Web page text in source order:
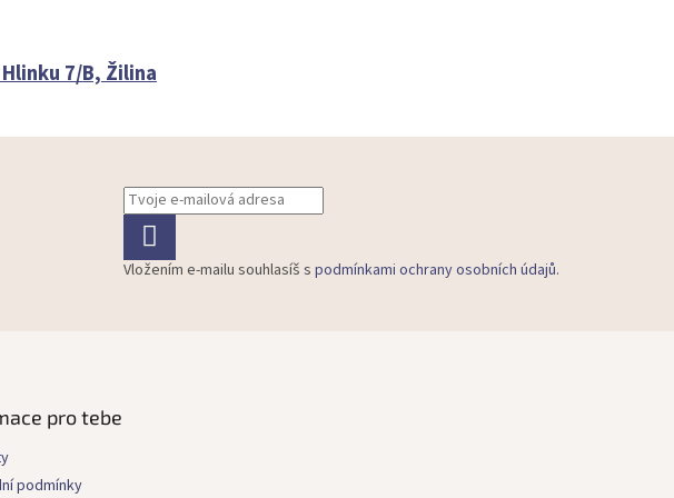
7/B, Žilina
Vložením e-mailu souhlasíš s podmínkami ochrany osobních údajů.
pro tebe
podmínky